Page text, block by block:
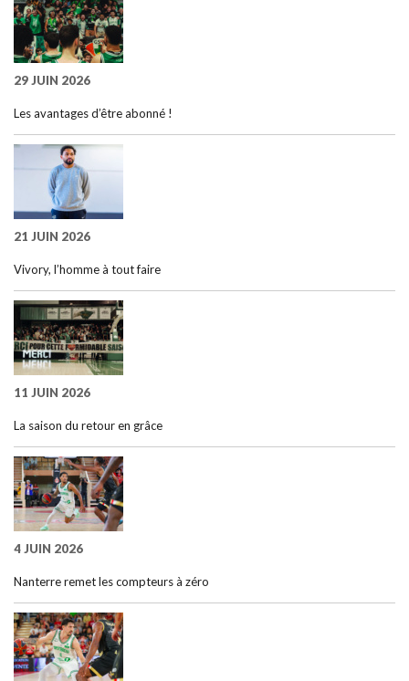
29 JUIN 2026
Les avantages d’être abonné !
21 JUIN 2026
Vivory, l’homme à tout faire
11 JUIN 2026
La saison du retour en grâce
4 JUIN 2026
Nanterre remet les compteurs à zéro